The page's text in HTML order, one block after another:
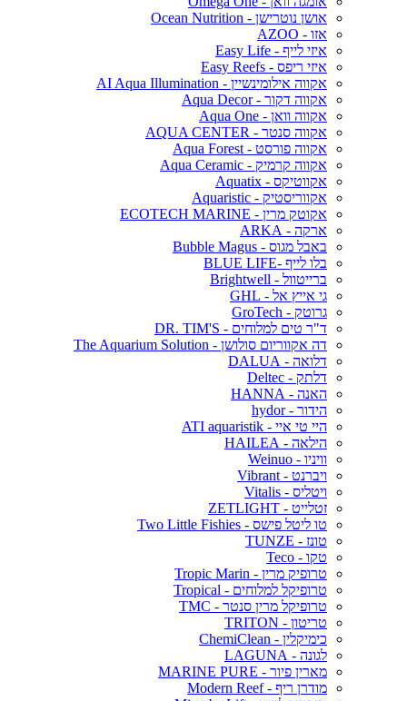
אושן נוטרישן - Ocean Nutrition
אזו - AZOO
איזי לייף - Easy Life
איזי ריפס - Easy Reefs
אקווה אילומינשיין - AI Aqua Illumination
אקווה דקור - Aqua Decor
אקווה וואן - Aqua One
אקווה סנטר - AQUA CENTER
אקווה פורסט - Aqua Forest
אקווה קרמיק - Aqua Ceramic
אקווטיקס - Aquatix
אקווריסטיק - Aquaristic
אקוטק מרין - ECOTECH MARINE
ארקה - ARKA
באבל מגוס - Bubble Magus
בלו לייף -BLUE LIFE
ברייטוול - Brightwell
גי אייץ אל - GHL
גרוטק - GroTech
ד"ר טים למלוחים - DR. TIM'S
דה אקווריום סולושן - The Aquarium Solution
דלואה - DALUA
דלתק - Deltec
האנה - HANNA
הידור - hydor
היי טי איי - ATI aquaristik
הילאה - HAILEA
וויניו - Weinuo
ויברנט - Vibrant
ויטליס - Vitalis
זטלייט - ZETLIGHT
טו ליטל פישס - Two Little Fishies
טונז - TUNZE
טקו - Teco
טרופיק מרין - Tropic Marin
טרופיקל למלוחים - Tropical
טרופיקל מרין סנטר - TMC
טריטון - TRITON
כימיקלין - ChemiClean
לגונה - LAGUNA
מארין פיור - MARINE PURE
מודרן ריף - Modern Reef